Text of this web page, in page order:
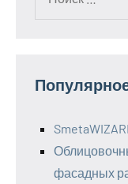
фасадных